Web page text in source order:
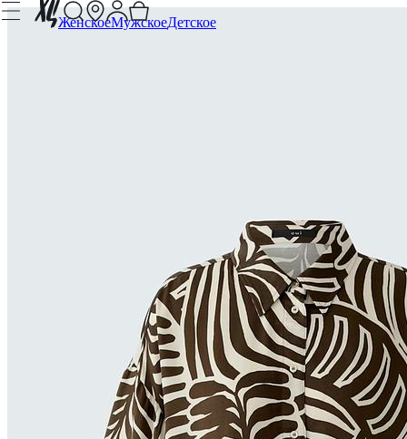
ЖенскоеМужскоеДетское